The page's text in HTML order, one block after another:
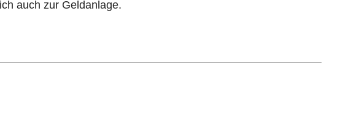
auch zur Geldanlage.